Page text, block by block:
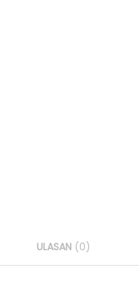
ULASAN (0)